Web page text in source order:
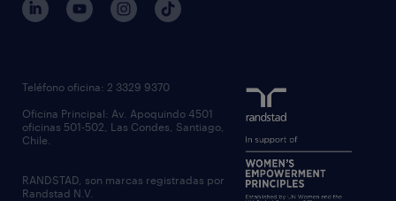
Teléfono oficina: 2 3329 9370
Oficina Principal: Av. Apoquindo 4501
oficinas 501-502, Las Condes, Santiago,
Chile.
RANDSTAD, son marcas registradas por
Randstad N.V.